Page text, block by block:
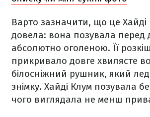
Варто зазначити, що це Хайді
довела: вона позувала перед
абсолютно оголеною. Її
прикривало довге хвилясте
білосніжний рушник, який
знімку. Хайді Клум позувала
чого виглядала не менш